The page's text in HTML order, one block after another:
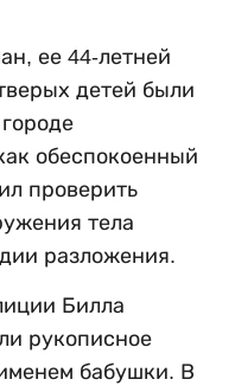
ее 44-летней
детей были
обеспокоенный
проверить
тела
разложения.
Билла
рукописное
бабушки. В